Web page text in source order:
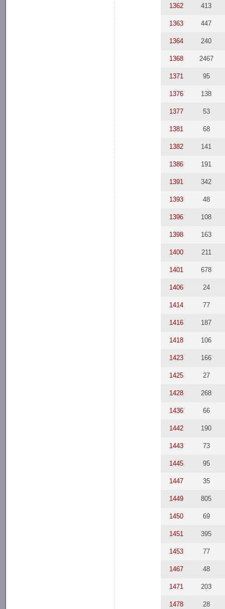
1362 413
1363 447
1364 240
1368 2467
1371 95
1376 138
1377 53
1381 68
1382 141
1386 191
1391 342
1393 48
1396 108
1398 163
1400 211
1401 678
1406 24
1414 77
1416 187
1418 106
1423 166
1425 27
1428 268
1436 66
1442 190
1443 73
1445 95
1447 35
1449 805
1450 69
1451 395
1453 77
1467 48
1471 203
1478 28